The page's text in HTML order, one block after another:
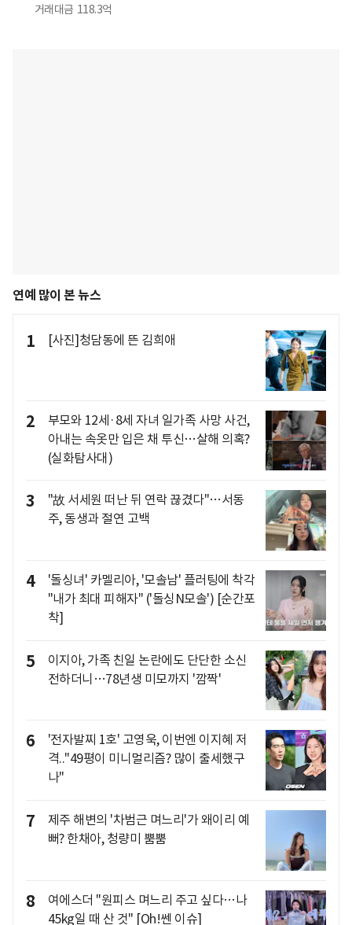
거래대금 118.3억
연예 많이 본 뉴스
1 [사진]청담동에 뜬 김희애
2
부모와 12세·8세 자녀 일가족 사망 사건,
아내는 속옷만 입은 채 투신…살해 의혹?
(실화탐사대)
3
"故 서세원 떠난 뒤 연락 끊겼다"…서동
주, 동생과 절연 고백
4
'돌싱녀' 카멜리아, '모솔남' 플러팅에 착각
"내가 최대 피해자" ('돌싱N모솔') [순간포
착]
5
이지아, 가족 친일 논란에도 단단한 소신
전하더니…78년생 미모까지 '깜짝'
6
'전자발찌 1호' 고영욱, 이번엔 이지혜 저
격.."49평이 미니멀리즘? 많이 출세했구
나"
7
제주 해변의 '차범근 며느리'가 왜이리 예
뻐? 한채아, 청량미 뿜뿜
8
여에스더 "원피스 며느리 주고 싶다…나
45kg일 때 산 것" [Oh!쎈 이슈]